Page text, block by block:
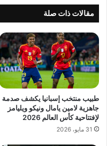
مقالات ذات صلة
طبيب منتخب إسبانيا يكشف صدمة
جاهزية لامين يامال ونيكو ويليامز
لإفتتاحية كأس العالم 2026
31 مايو، 2026